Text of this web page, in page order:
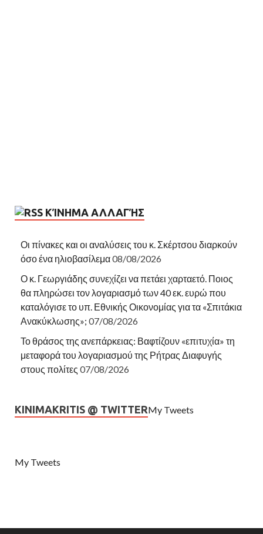
ΚΊΝΗΜΑ ΑΛΛΑΓΉΣ
Οι πίνακες και οι αναλύσεις του κ. Σκέρτσου διαρκούν
όσο ένα ηλιοβασίλεμα08/08/2026
Ο κ. Γεωργιάδης συνεχίζει να πετάει χαρταετό. Ποιος
θα πληρώσει τον λογαριασμό των 40 εκ. ευρώ που
καταλόγισε το υπ. Εθνικής Οικονομίας για τα «Σπιτάκια
Ανακύκλωσης»; 07/08/2026
Το θράσος της ανεπάρκειας: Βαφτίζουν «επιτυχία» τη
μεταφορά του λογαριασμού της Ρήτρας Διαφυγής
στους πολίτες 07/08/2026
KINIMAKRITIS @ TWITTERMy Tweets
My Tweets